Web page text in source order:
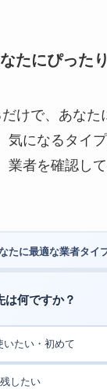
たにぴった
けで、あなた
気になるタイ
業者を確認し
たに最適な業者タイ
は何ですか？
いたい・初めて
したい